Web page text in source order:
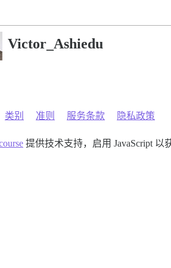
Victor_Ashiedu
类别 准则 服务条款 隐私政策
提供技术支持，启用 JavaScript 以